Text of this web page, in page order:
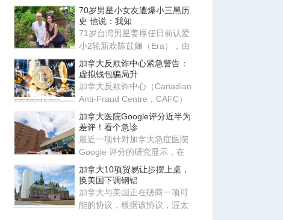
款，他们炫耀的是律师、会计
师
70岁男星小女友遭爆小三黑历
史 他说：我知
71岁台湾男星姜厚任日前认爱
小2轮新欢陈苡㛤（Era），由
于她自称台大“3硕1博”、智商
加拿大反欺诈中心紧急警告：
虚拟钱包骗局升
加拿大反欺诈中心（Canadian
Anti-Fraud Centre，CAFC）
近日发布最新警告，提醒所有
使
加拿大医院Google评分近半为
差评！看个急诊
最近一项针对加拿大急症医院
Google 评分的研究显示，在
2017-2022 年间，研究团队共
加拿大10项贸易让步摆上桌，
换美国下调钢铝
加拿大与美国正在磋商一项可
能的协议，根据该协议，渥太